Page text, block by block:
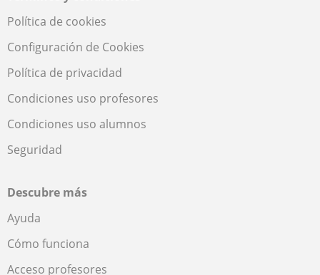
Política de cookies
Configuración de Cookies
Política de privacidad
Condiciones uso profesores
Condiciones uso alumnos
Seguridad
Descubre más
Ayuda
Cómo funciona
Acceso profesores